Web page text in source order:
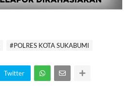
#POLRES KOTA SUKABUMI
Twitter